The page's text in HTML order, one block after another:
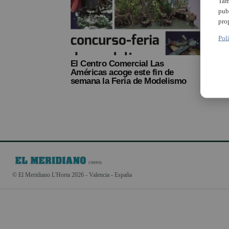
El Centro Comercial Las
Américas acoge este fin de
semana la Feria de Modelismo
© El Meridiano L'Horta 2026 - Valencia - España